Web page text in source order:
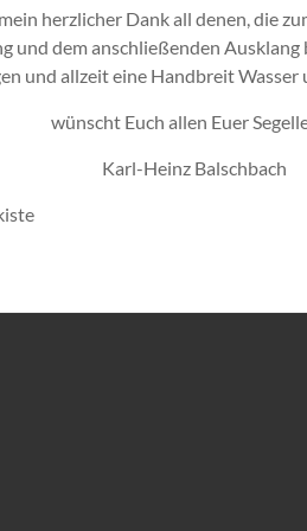
herzlicher Dank all denen, die
und dem anschließenden Ausklang
und allzeit eine Handbreit Wasser
wünscht Euch allen Euer
Karl-Heinz Balschbach